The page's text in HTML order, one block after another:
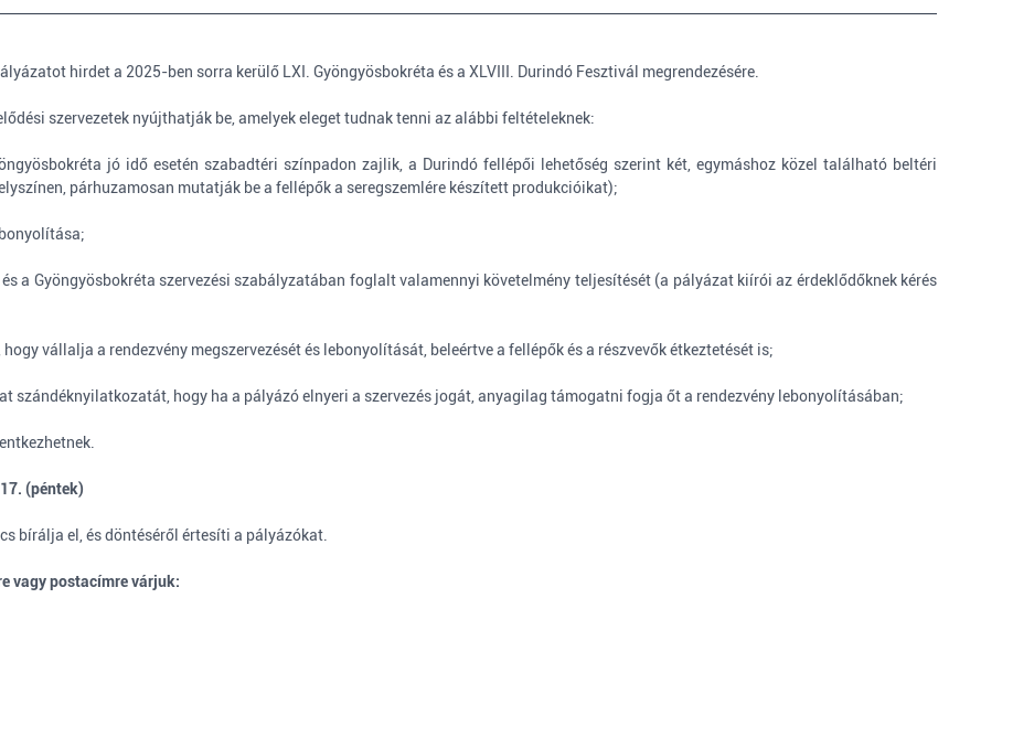
hirdet a 2025-ben sorra kerülő LXI. Gyöngyösbokréta és a XLVIII. Durindó Fesztivál megrendezésére.
szervezetek nyújthatják be, amelyek eleget tudnak tenni az alábbi feltételeknek:
jó idő esetén szabadtéri színpadon zajlik, a Durindó fellépői lehetőség szerint két, egymáshoz közel található beltéri
párhuzamosan mutatják be a fellépők a seregszemlére készített produkcióikat);
a Gyöngyösbokréta szervezési szabályzatában foglalt valamennyi követelmény teljesítését (a pályázat kiírói az érdeklődőknek kérés
vállalja a rendezvény megszervezését és lebonyolítását, beleértve a fellépők és a részvevők étkeztetését is;
szándéknyilatkozatát, hogy ha a pályázó elnyeri a szervezés jogát, anyagilag támogatni fogja őt a rendezvény lebonyolításában;
(péntek)
bírálja el, és döntéséről értesíti a pályázókat.
vagy postacímre várjuk: